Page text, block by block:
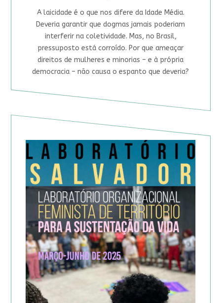
A laicidade é o que nos difere da Idade Média.
Deveria garantir que dogmas jamais poderiam
interferir na coletividade. Mas, no Brasil,
pressuposto está corroído. Por que ameaçar
direitos de mulheres e minorias – e à própria
democracia – não causa o espanto que deveria?